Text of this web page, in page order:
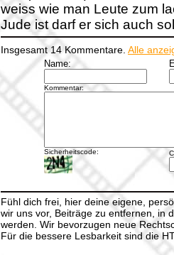
weiss wie man Leute zum
Jude ist darf er sich auch
Insgesamt 14 Kommentare. Alle
Name:
Kommentar:
Sicherheitscode:
Fühl dich frei, hier deine eigene,
wir uns vor, Beiträge zu entfernen, in
werden. Wir bevorzugen neue
Für die bessere Lesbarkeit sind die